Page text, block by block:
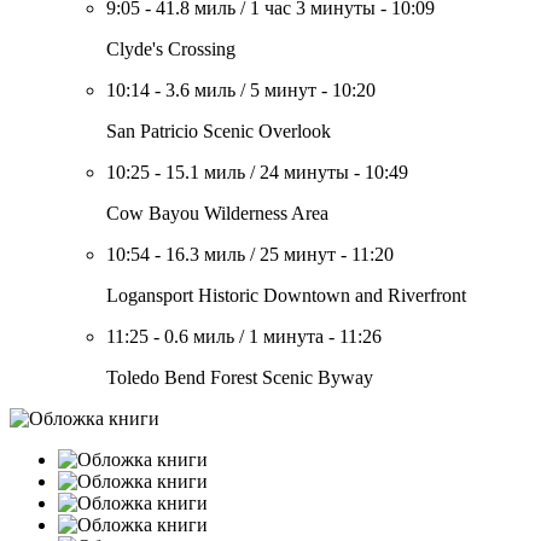
9:05 - 41.8 миль / 1 час 3 минуты - 10:09
Clyde's Crossing
10:14 - 3.6 миль / 5 минут - 10:20
San Patricio Scenic Overlook
10:25 - 15.1 миль / 24 минуты - 10:49
Cow Bayou Wilderness Area
10:54 - 16.3 миль / 25 минут - 11:20
Logansport Historic Downtown and Riverfront
11:25 - 0.6 миль / 1 минута - 11:26
Toledo Bend Forest Scenic Byway